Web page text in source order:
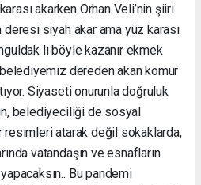
akarken Orhan Veli’nin şiiri
deresi siyah akar ama yüz karası
lı böyle kazanır ekmek
dereden akan kömür
Siyaseti onurunla doğruluk
belediyeciliği de sosyal
resimleri atarak değil sokaklarda,
vatandaşın ve esnafların
Bu pandemi